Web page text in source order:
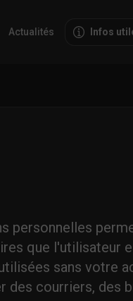
Actualités Infos
personnelles
que l'utilisateur
sans votre
des courriers, des